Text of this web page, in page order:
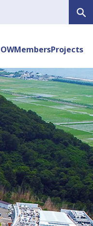
MembersProjects